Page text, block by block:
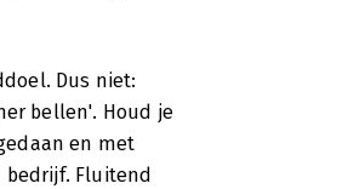
Dus niet:
bellen'. Houd je
en met
bedrijf. Fluitend